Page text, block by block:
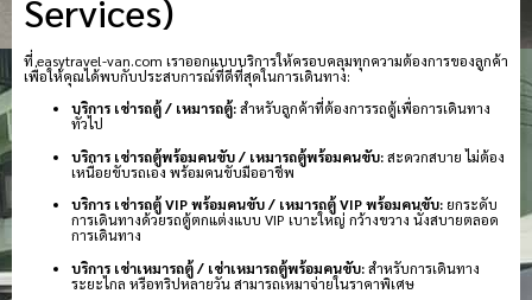
Services)
ที่ easytravel-van.com เราออกแบบบริการให้ครอบคลุมทุกความต้องการของลูกค้า
เพื่อให้คุณได้พบกับประสบการณ์ที่ดีที่สุดในการเดินทาง:
บริการ เช่ารถตู้ / เหมารถตู้:สำหรับลูกค้าที่ต้องการรถตู้เพื่อการเดินทาง
ทั่วไป
บริการ เช่ารถตู้พร้อมคนขับ / เหมารถตู้พร้อมคนขับ:สะดวกสบาย ไม่ต้อง
เหนื่อยขับรถเอง พร้อมคนขับมืออาชีพ
บริการ เช่ารถตู้ VIP พร้อมคนขับ / เหมารถตู้ VIP พร้อมคนขับ: ยกระดับ
การเดินทางด้วยรถตู้ตกแต่งแบบ VIP เบาะใหญ่ กว้างขวาง นั่งสบายตลอด
การเดินทาง
บริการ เช่าเหมารถตู้ / เช่าเหมารถตู้พร้อมคนขับ:สำหรับการเดินทาง
ระยะไกล หรือทริปหลายวัน สามารถเหมาจ่ายในราคาพิเศษ